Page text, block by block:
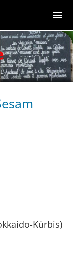
Kürbis)